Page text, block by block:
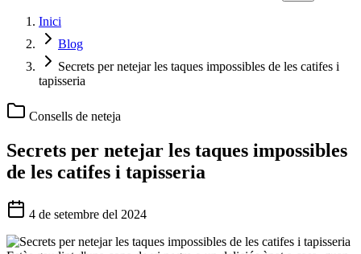
Inici
Blog
Secrets per netejar les taques impossibles de les catifes i
tapisseria
Consells de neteja
Secrets per netejar les taques impossibles
de les catifes i tapisseria
4 de setembre del 2024